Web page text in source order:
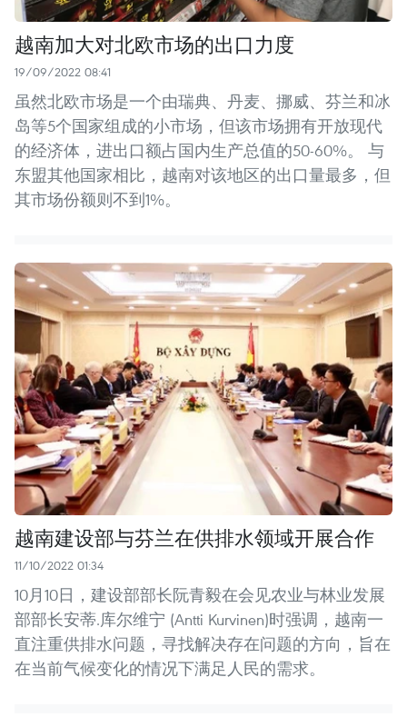
越南加大对北欧市场的出口力度
19/09/2022 08:41
虽然北欧市场是一个由瑞典、丹麦、挪威、芬兰和冰
岛等5个国家组成的小市场，但该市场拥有开放现代
的经济体，进出口额占国内生产总值的50-60%。 与
东盟其他国家相比，越南对该地区的出口量最多，但
其市场份额则不到1%。
越南建设部与芬兰在供排水领域开展合作
11/10/2022 01:34
10月10日，建设部部长阮青毅在会见农业与林业发展
部部长安蒂.库尔维宁 (Antti Kurvinen)时强调，越南一
直注重供排水问题，寻找解决存在问题的方向，旨在
在当前气候变化的情况下满足人民的需求。